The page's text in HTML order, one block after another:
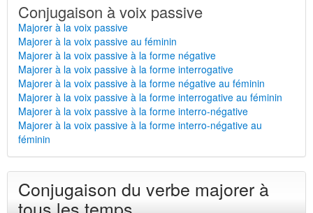
Conjugaison à voix passive
Majorer à la voix passive
Majorer à la voix passive au féminin
Majorer à la voix passive à la forme négative
Majorer à la voix passive à la forme interrogative
Majorer à la voix passive à la forme négative au féminin
Majorer à la voix passive à la forme interrogative au féminin
Majorer à la voix passive à la forme interro-négative
Majorer à la voix passive à la forme interro-négative au
féminin
Conjugaison du verbe majorer à